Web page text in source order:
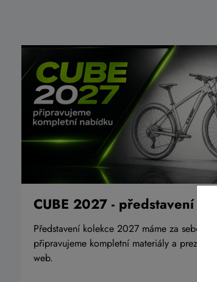
CUBE 2027 - představení
Představení kolekce 2027 máme za sebou,
připravujeme kompletní materiály a
web.